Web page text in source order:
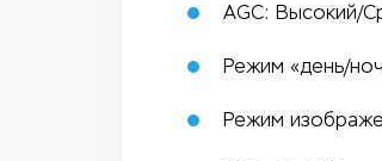
AGC: Высокий/
Режим «день/
Режим